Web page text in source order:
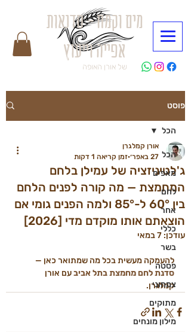
מים וקמח - סדנאות
אפייה וייעוץ
של אורן האופה
פוסט
הכל
מאפים
לחם
אחר
כללי
בשר
פסטה
צמחוני
מתוקים
מילון מונחים
הכל
ג'לטיניזציה של עמילן בלחם
המחמצת — מה קורה לפנים הלחם
בין 60° ל-85° ולמה הפנים גומי אם
הוצאתם אותו מוקדם מדי [2026]
אורן קמלגרן
27 באפר׳
זמן קריאה 1 דקות
עודכן:7 במאי
להעמקה מעשית בכל מה שמתואר כאן —
סדנת לחם מחמצת בתל אביב עם אורן
קמלגרן.